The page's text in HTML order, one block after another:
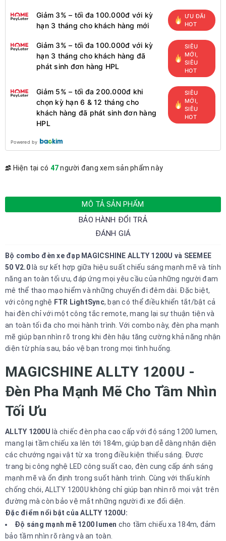
Giảm 3% – tối đa 100.000đ với kỳ
hạn 3 tháng cho khách hàng mới
ƯU ĐÃI
HOT
Giảm 3% – tối đa 100.000đ với kỳ
hạn 3 tháng cho khách hàng đã
phát sinh đơn hàng HPL
SIÊU
MỚI,
SIÊU
HOT
Giảm 5% – tối đa 200.000đ khi
chọn kỳ hạn 6 & 12 tháng cho
khách hàng đã phát sinh đơn hàng
HPL
SIÊU
MỚI,
SIÊU
HOT
Powered by
Hiện tại có 47người đang xem sản phẩm này
MÔ TẢ SẢN PHẨM
BẢO HÀNH ĐỔI TRẢ
ĐÁNH GIÁ
Bộ combo đèn xe đạp MAGICSHINE ALLTY 1200U và SEEMEE
50 V2.0là sự kết hợp giữa hiệu suất chiếu sáng mạnh mẽ và tính
năng an toàn tối ưu, đáp ứng mọi yêu cầu của những người đam
mê thể thao mạo hiểm và những chuyến đi đêm dài. Đặc biệt,
với công nghệ FTR LightSync, bạn có thể điều khiển tắt/bật cả
hai đèn chỉ với một công tắc remote, mang lại sự thuận tiện và
an toàn tối đa cho mọi hành trình. Với combo này, đèn pha mạnh
mẽ giúp bạn nhìn rõ trong khi đèn hậu tăng cường khả năng nhận
diện từ phía sau, bảo vệ bạn trong mọi tình huống.
MAGICSHINE ALLTY 1200U -
Đèn Pha Mạnh Mẽ Cho Tầm Nhìn
Tối Ưu
ALLTY 1200U là chiếc đèn pha cao cấp với độ sáng 1200 lumen,
mang lại tầm chiếu xa lên tới 184m, giúp bạn dễ dàng nhận diện
các chướng ngại vật từ xa trong điều kiện thiếu sáng. Được
trang bị công nghệ LED công suất cao, đèn cung cấp ánh sáng
mạnh mẽ và ổn định trong suốt hành trình. Cùng với thấu kính
chống chói, ALLTY 1200U không chỉ giúp bạn nhìn rõ mọi vật trên
đường mà còn bảo vệ mắt những người đi xe đối diện.
Đặc điểm nổi bật của ALLTY 1200U:
Độ sáng mạnh mẽ 1200 lumen cho tầm chiếu xa 184m, đảm
bảo tầm nhìn rõ ràng và an toàn.